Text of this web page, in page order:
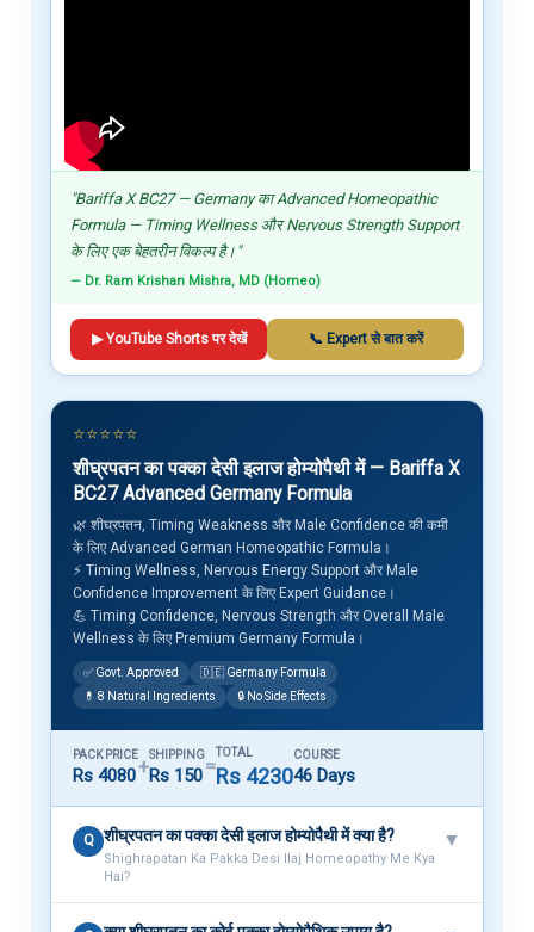
"Bariffa X BC27 — Germany का Advanced Homeopathic
Formula — Timing Wellness और Nervous Strength Support
के लिए एक बेहतरीन विकल्प है।"
— Dr. Ram Krishan Mishra, MD (Homeo)
▶ YouTube Shorts पर देखें 📞 Expert से बात करें
⭐⭐⭐⭐⭐
शीघ्रपतन का पक्का देसी इलाज होम्योपैथी में — Bariffa X
BC27 Advanced Germany Formula
🌿 शीघ्रपतन, Timing Weakness और Male Confidence की कमी
के लिए Advanced German Homeopathic Formula।
⚡ Timing Wellness, Nervous Energy Support और Male
Confidence Improvement के लिए Expert Guidance।
💪 Timing Confidence, Nervous Strength और Overall Male
Wellness के लिए Premium Germany Formula।
✅ Govt. Approved
🇩🇪 Germany Formula
💊 8 Natural Ingredients
🔒 No Side Effects
PACK PRICE
Rs 4080+
SHIPPING
Rs 150=
TOTAL
Rs 4230
COURSE
46 Days
Q शीघ्रपतन का पक्का देसी इलाज होम्योपैथी में क्या है?
Shighrapatan Ka Pakka Desi Ilaj Homeopathy Me Kya
Hai?
▼